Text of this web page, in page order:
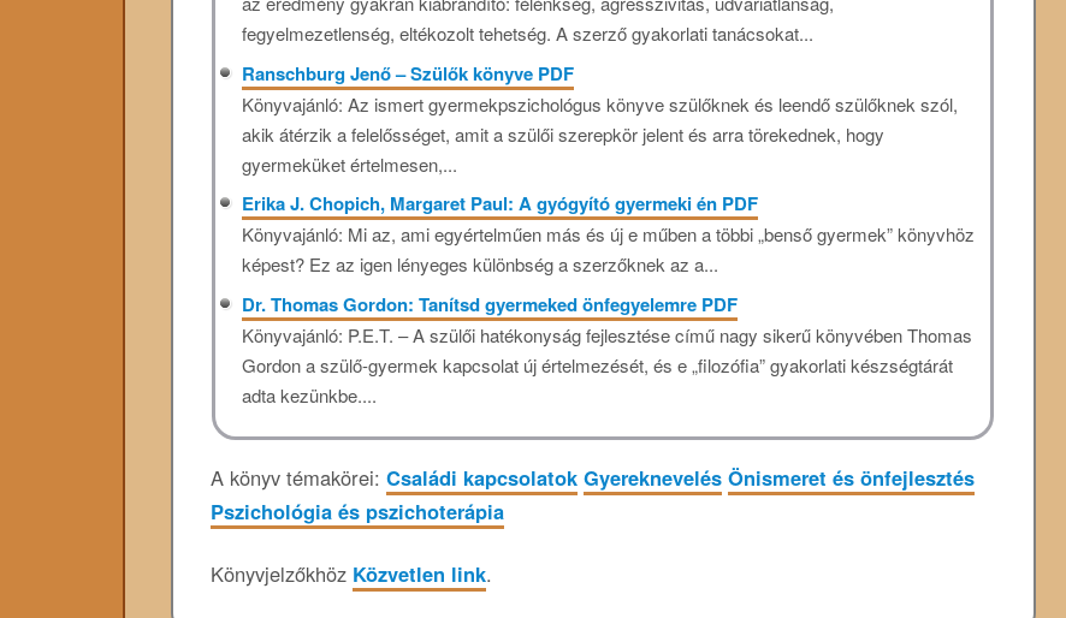
fegyelmezetlenség, eltékozolt tehetség. A szerző gyakorlati tanácsokat...
Ranschburg Jenő – Szülők könyve PDF
Könyvajánló: Az ismert gyermekpszichológus könyve szülőknek és leendő szülőknek szól,
akik átérzik a felelősséget, amit a szülői szerepkör jelent és arra törekednek, hogy
gyermeküket értelmesen,...
Erika J. Chopich, Margaret Paul: A gyógyító gyermeki én PDF
Könyvajánló: Mi az, ami egyértelműen más és új e műben a többi „benső gyermek” könyvhöz
képest? Ez az igen lényeges különbség a szerzőknek az a...
Dr. Thomas Gordon: Tanítsd gyermeked önfegyelemre PDF
Könyvajánló: P.E.T. – A szülői hatékonyság fejlesztése című nagy sikerű könyvében Thomas
Gordon a szülő-gyermek kapcsolat új értelmezését, és e „filozófia” gyakorlati készségtárát
adta kezünkbe....
A könyv témakörei: Családi kapcsolatok Gyereknevelés Önismeret és önfejlesztés
Pszichológia és pszichoterápia
Könyvjelzőkhöz Közvetlen link.